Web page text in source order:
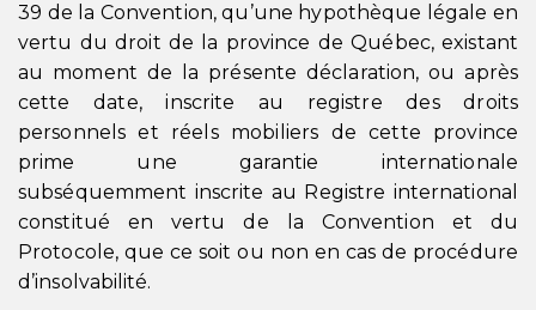
39 de la Convention, qu’une hypothèque légale en
vertu du droit de la province de Québec, existant
au moment de la présente déclaration, ou après
cette date, inscrite au registre des droits
personnels et réels mobiliers de cette province
prime une garantie internationale
subséquemment inscrite au Registre international
constitué en vertu de la Convention et du
Protocole, que ce soit ou non en cas de procédure
d’insolvabilité.